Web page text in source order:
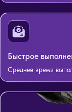
Быстрое
Среднее время